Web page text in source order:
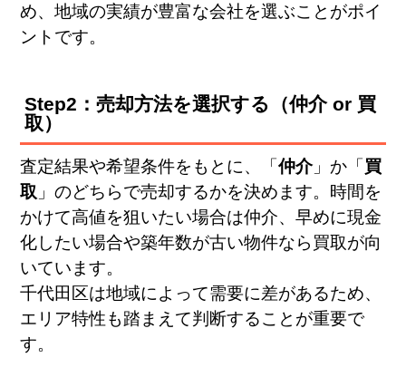
め、地域の実績が豊富な会社を選ぶことがポイ
ントです。
Step2：売却方法を選択する（仲介 or 買
取）
査定結果や希望条件をもとに、「仲介」か「 買
取 」のどちらで売却するかを決めます。時間を
かけて高値を狙いたい場合は仲介、早めに現金
化したい場合や築年数が古い物件なら買取が向
いています。
千代田区は地域によって需要に差があるため、
エリア特性も踏まえて判断することが重要で
す。